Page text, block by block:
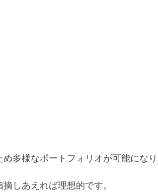
多様なポートフォリオが可能になり
しあえれば理想的です。